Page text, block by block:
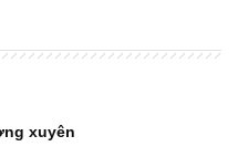
xuyên